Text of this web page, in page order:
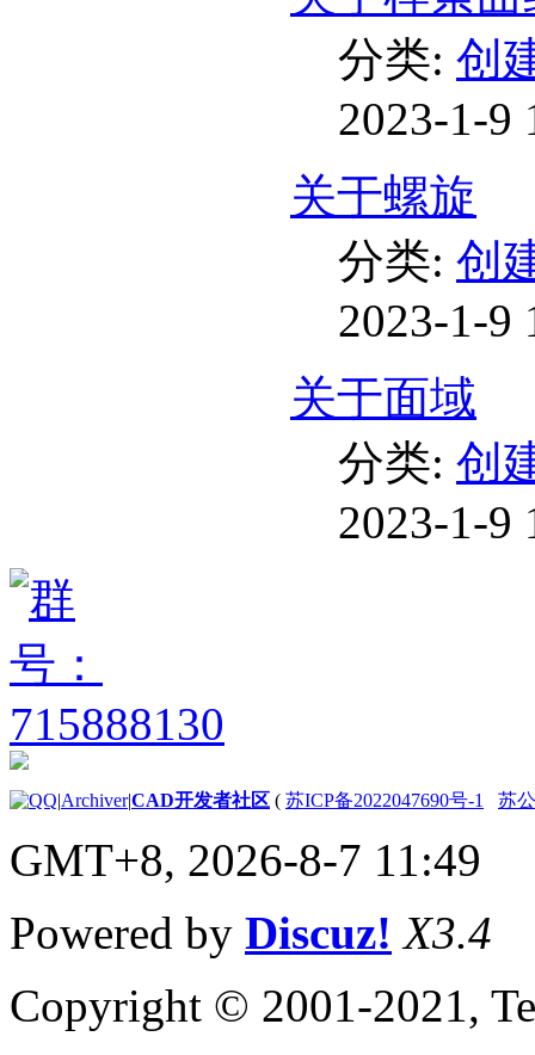
分类: 创
2023-1-9
关于螺旋
分类: 创
2023-1-9
关于面域
分类: 创
2023-1-9
|Archiver|CAD开发者社区 ( 苏ICP备2022047690号-1 苏
GMT+8, 2026-8-7 11:49
Powered by Discuz! X3.4
Copyright © 2001-2021,